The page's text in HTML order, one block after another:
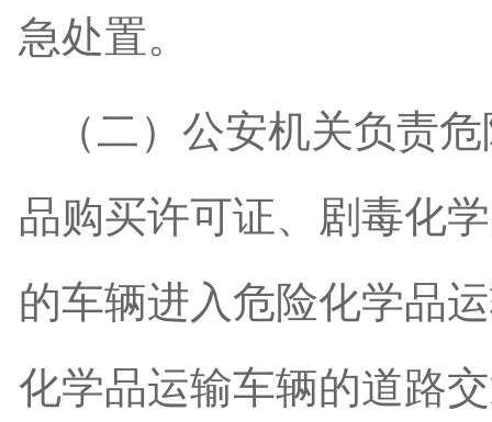
急处置。
（二）公安机关负责
品购买许可证、剧毒化
的车辆进入危险化学品
化学品运输车辆的道路